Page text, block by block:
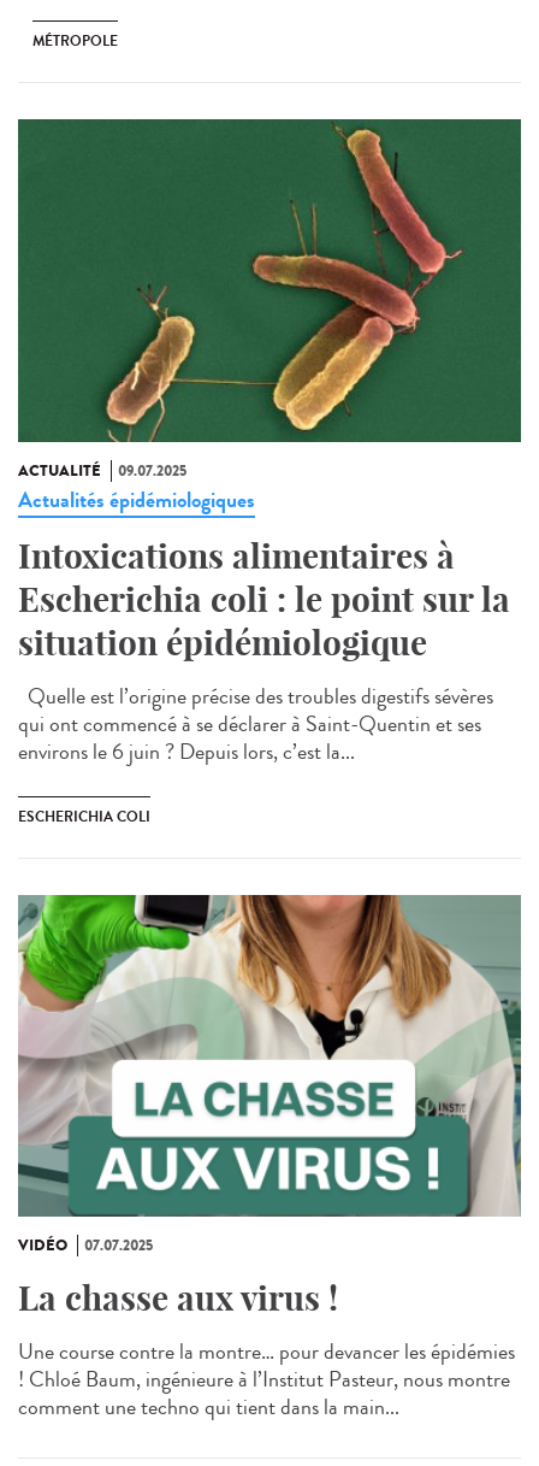
MÉTROPOLE
ACTUALITÉ 09.07.2025
Actualités épidémiologiques
Intoxications alimentaires à
Escherichia coli : le point sur la
situation épidémiologique
Quelle est l’origine précise des troubles digestifs sévères
qui ont commencé à se déclarer à Saint-Quentin et ses
environs le 6 juin ? Depuis lors, c’est la...
ESCHERICHIA COLI
VIDÉO 07.07.2025
La chasse aux virus !
Une course contre la montre… pour devancer les épidémies
! Chloé Baum, ingénieure à l’Institut Pasteur, nous montre
comment une techno qui tient dans la main...